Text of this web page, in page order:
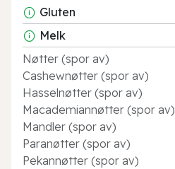
Gluten
Melk
Nøtter (spor av)
Cashewnøtter (spor av)
Hasselnøtter (spor av)
Macademiannøtter (spor av)
Mandler (spor av)
Paranøtter (spor av)
Pekannøtter (spor av)